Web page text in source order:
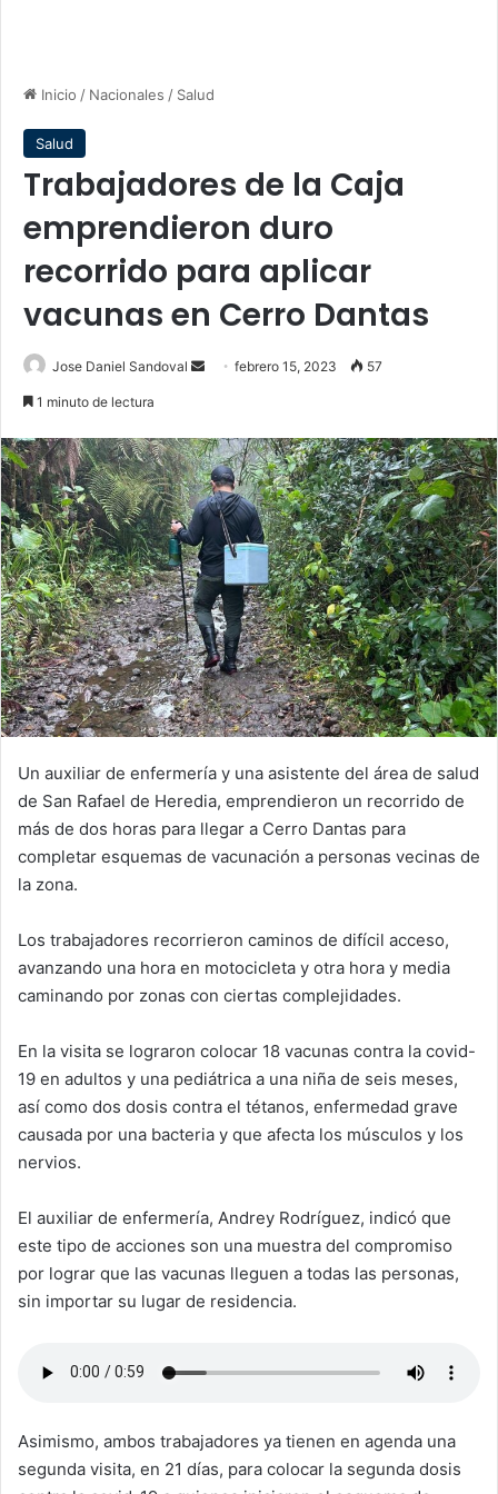
Inicio / Nacionales / Salud
Salud
Trabajadores de la Caja
emprendieron duro
recorrido para aplicar
vacunas en Cerro Dantas
Jose Daniel Sandoval
Sendfebrero 15, 2023 57
1 minuto de lectura
Un auxiliar de enfermería y una asistente del área de salud
de San Rafael de Heredia, emprendieron un recorrido de
más de dos horas para llegar a Cerro Dantas para
completar esquemas de vacunación a personas vecinas de
la zona.
Los trabajadores recorrieron caminos de difícil acceso,
avanzando una hora en motocicleta y otra hora y media
caminando por zonas con ciertas complejidades.
En la visita se lograron colocar 18 vacunas contra la covid-
19 en adultos y una pediátrica a una niña de seis meses,
así como dos dosis contra el tétanos, enfermedad grave
causada por una bacteria y que afecta los músculos y los
nervios.
El auxiliar de enfermería, Andrey Rodríguez, indicó que
este tipo de acciones son una muestra del compromiso
por lograr que las vacunas lleguen a todas las personas,
sin importar su lugar de residencia.
Asimismo, ambos trabajadores ya tienen en agenda una
segunda visita, en 21 días, para colocar la segunda dosis